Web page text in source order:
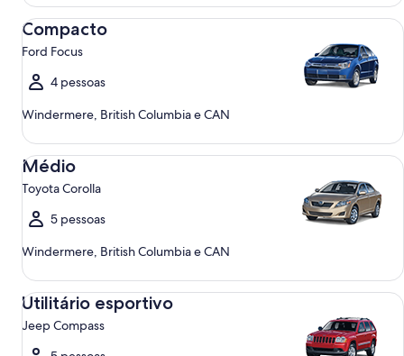
Compacto
Ford Focus
4 pessoas
Windermere, British Columbia e CAN
Compacto Ford Focus
Médio
Toyota Corolla
5 pessoas
Windermere, British Columbia e CAN
Médio Toyota Corolla
Utilitário esportivo
Jeep Compass
Utilitário esportivo Jeep Compass